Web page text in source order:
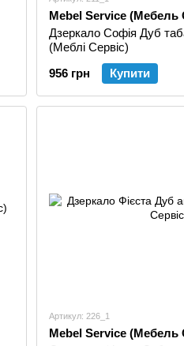
Mebel Service (Мебель
Дзеркало Софія Дуб
(Меблі Сервіс)
956 грн
Купити
Артикул: 226_1
Mebel Service (Мебель